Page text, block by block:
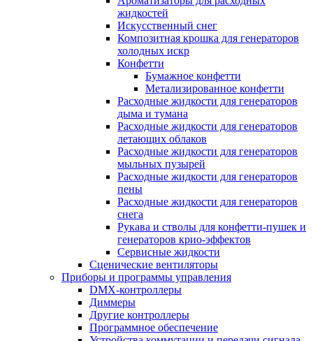
жидкостей
Искусственный снег
Композитная крошка для генераторов
холодных искр
Конфетти
Бумажное конфетти
Метализированное конфетти
Расходные жидкости для генераторов
дыма и тумана
Расходные жидкости для генераторов
летающих облаков
Расходные жидкости для генераторов
мыльных пузырей
Расходные жидкости для генераторов
пены
Расходные жидкости для генераторов
снега
Рукава и стволы для конфетти-пушек и
генераторов крио-эффектов
Сервисные жидкости
Сценические вентиляторы
Приборы и программы управления
DMX-контроллеры
Диммеры
Другие контроллеры
Программное обеспечение